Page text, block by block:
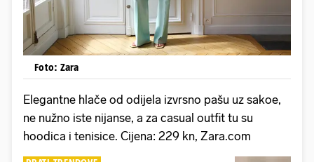
Foto: Zara
Elegantne hlače od odijela izvrsno pašu uz sakoe,
ne nužno iste nijanse, a za casual outfit tu su
hoodica i tenisice. Cijena: 229 kn, Zara.com